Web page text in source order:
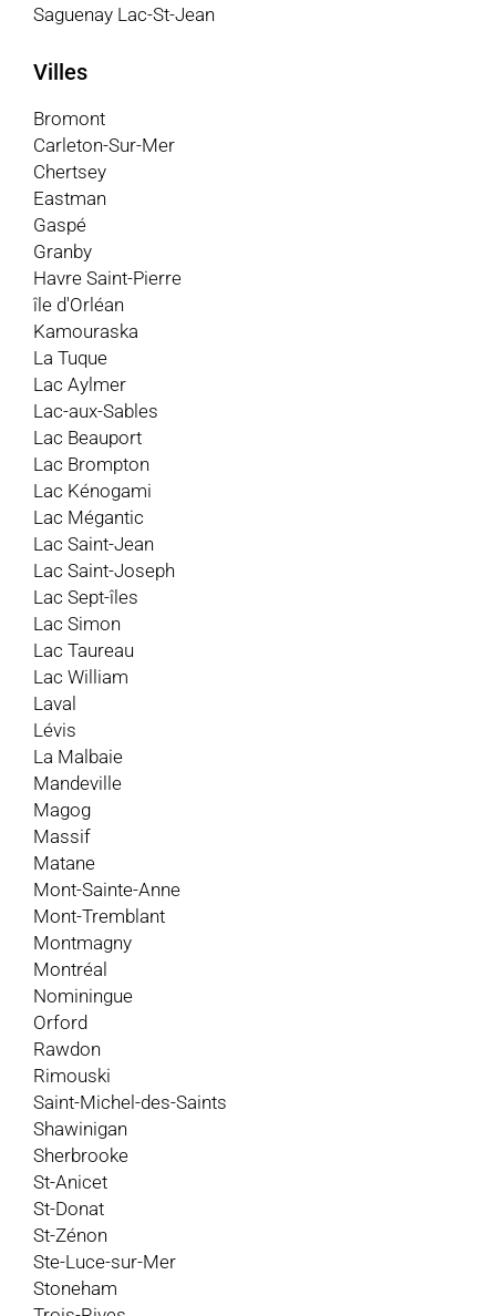
Saguenay Lac-St-Jean
Villes
Bromont
Carleton-Sur-Mer
Chertsey
Eastman
Gaspé
Granby
Havre Saint-Pierre
île d'Orléan
Kamouraska
La Tuque
Lac Aylmer
Lac-aux-Sables
Lac Beauport
Lac Brompton
Lac Kénogami
Lac Mégantic
Lac Saint-Jean
Lac Saint-Joseph
Lac Sept-îles
Lac Simon
Lac Taureau
Lac William
Laval
Lévis
La Malbaie
Mandeville
Magog
Massif
Matane
Mont-Sainte-Anne
Mont-Tremblant
Montmagny
Montréal
Nominingue
Orford
Rawdon
Rimouski
Saint-Michel-des-Saints
Shawinigan
Sherbrooke
St-Anicet
St-Donat
St-Zénon
Ste-Luce-sur-Mer
Stoneham